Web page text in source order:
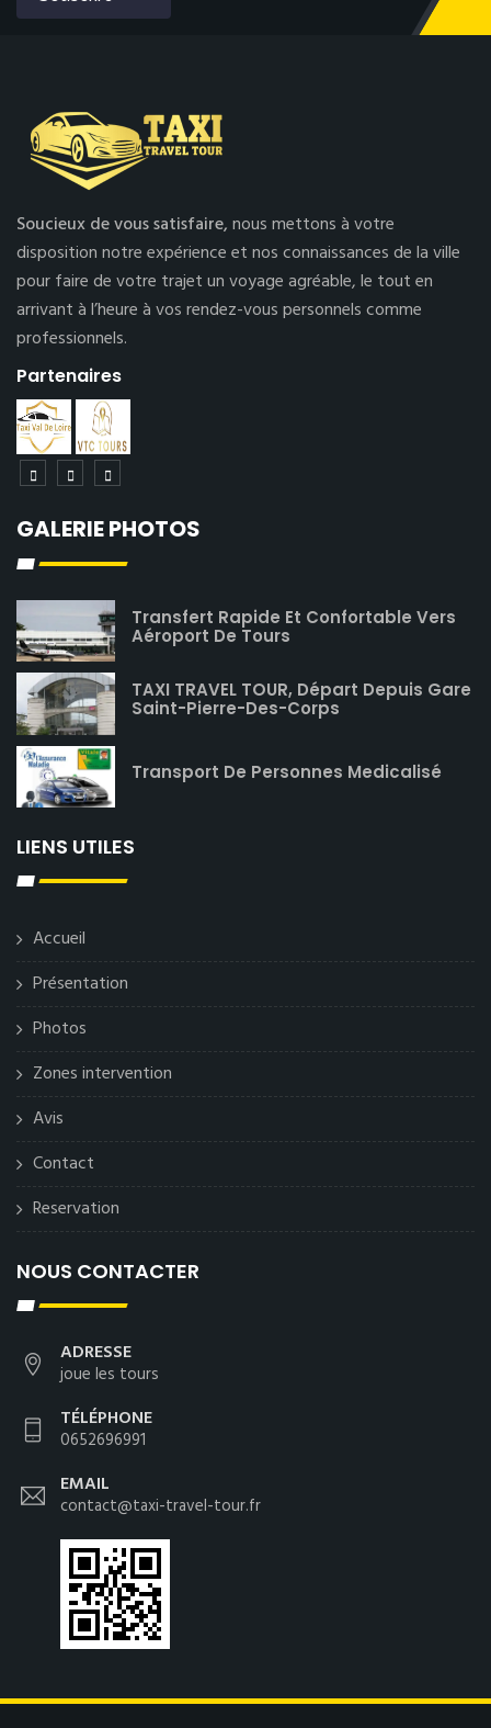
Soucieux de vous satisfaire,nous mettons à votre
disposition notre expérience et nos connaissances de la ville
pour faire de votre trajet un voyage agréable, le tout en
arrivant à l’heure à vos rendez-vous personnels comme
professionnels.
Partenaires
GALERIE PHOTOS
Transfert Rapide Et Confortable Vers
Aéroport De Tours
TAXI TRAVEL TOUR, Départ Depuis Gare
Saint-Pierre-Des-Corps
Transport De Personnes Medicalisé
LIENS UTILES
Accueil
Présentation
Photos
Zones intervention
Avis
Contact
Reservation
NOUS CONTACTER
ADRESSE
joue les tours
TÉLÉPHONE
0652696991
EMAIL
contact@taxi-travel-tour.fr